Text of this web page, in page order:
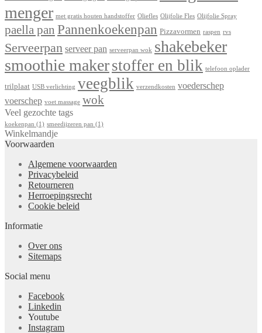
menger met gratis houten handstoffer Oliefles Olijfolie Fles Olijfolie Spray
paella pan Pannenkoekenpan Pizzavormen raspen rvs
Serveerpan serveer pan serveerpan wok shakebeker
smoothie makerstoffer en blik telefoon oplader
trilplaat USB verlichting veegblik verzendkosten voederschep
voerschep voet massage wok
Veel gezochte tags
koekenpan (1) smeedijzeren pan (1)
Winkelmandje
Voorwaarden
Algemene voorwaarden
Privacybeleid
Retourneren
Herroepingsrecht
Cookie beleid
Informatie
Over ons
Sitemaps
Social menu
Facebook
Linkedin
Youtube
Instagram